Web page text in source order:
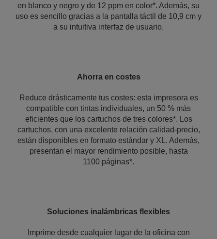
en blanco y negro y de 12 ppm en color*. Además, su
uso es sencillo gracias a la pantalla táctil de 10,9 cm y
a su intuitiva interfaz de usuario.
Ahorra en costes
Reduce drásticamente tus costes: esta impresora es
compatible con tintas individuales, un 50 % más
eficientes que los cartuchos de tres colores*. Los
cartuchos, con una excelente relación calidad-precio,
están disponibles en formato estándar y XL. Además,
presentan el mayor rendimiento posible, hasta
1100 páginas*.
Soluciones inalámbricas flexibles
Imprime desde cualquier lugar de la oficina con